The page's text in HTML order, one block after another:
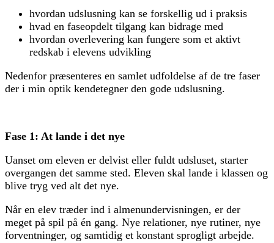
hvordan udslusning kan se forskellig ud i praksis
hvad en faseopdelt tilgang kan bidrage med
hvordan overlevering kan fungere som et aktivt
redskab i elevens udvikling
Nedenfor præsenteres en samlet udfoldelse af de tre faser
der i min optik kendetegner den gode udslusning.
Fase 1: At lande i det nye
Uanset om eleven er delvist eller fuldt udsluset, starter
overgangen det samme sted. Eleven skal lande i klassen og
blive tryg ved alt det nye.
Når en elev træder ind i almenundervisningen, er der
meget på spil på én gang. Nye relationer, nye rutiner, nye
forventninger, og samtidig et konstant sprogligt arbejde.